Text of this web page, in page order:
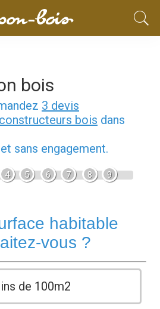
bois
3 devis
constructeurs bois dans
sans engagement.
4 5 6 7 8 9
habitable
vous ?
de 100m2